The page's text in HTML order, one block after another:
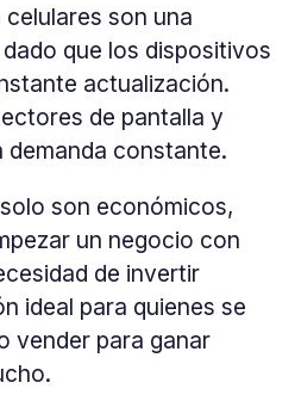
son una
que los dispositivos
actualización.
de pantalla y
demanda constante.
son económicos,
un negocio con
de invertir
ideal para quienes se
vender para ganar